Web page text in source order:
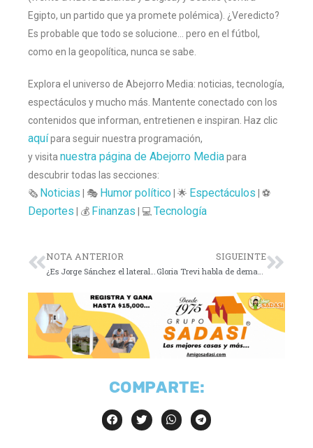
Egipto, un partido que ya promete polémica). ¿Veredicto?
Es probable que todo se solucione… pero en el fútbol,
como en la geopolítica, nunca se sabe.
Explora el universo de Abejorro Media: noticias, tecnología,
espectáculos y mucho más. Mantente conectado con los
contenidos que informan, entretienen e inspiran. Haz clic
aquípara seguir nuestra programación,
y visita nuestra página de Abejorro Mediapara
descubrir todas las secciones:
🗞️ Noticias | 🎭 Humor político| 🌟 Espectáculos | ⚽
Deportes | 💰 Finanzas | 💻 Tecnología
NOTA ANTERIOR SIGUEINTE
COMPARTE: